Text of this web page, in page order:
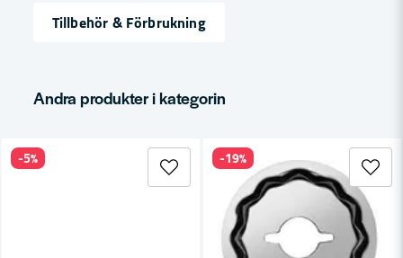
Namn
Ja, ni får publicera min fråga
Tillbehör & Förbrukning
Andra produkter i kategorin
-5% -19%